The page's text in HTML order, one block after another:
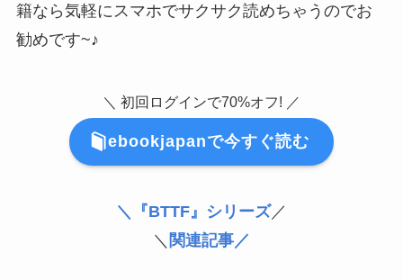
籍なら気軽にスマホでサクサク読めちゃうのでお
勧めです~♪
＼ 初回ログインで70%オフ! ／
ebookjapanで今すぐ読む
＼『BTTF』シリーズ／
＼ 関連記事／